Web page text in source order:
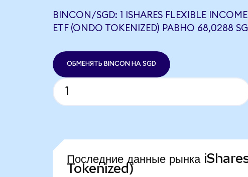
BINCON/SGD: 1 ISHARES FLEXIBLE
ETF (ONDO TOKENIZED) РАВНО 68,0288
ОБМЕНЯТЬ BINCON НА SGD
Последние данные рынка
Tokenized)